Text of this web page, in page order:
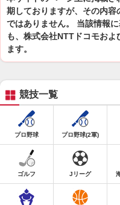
期しておりますが、その内
ではありません。 当該情報
も、株式会社NTTドコモお
ます。
競技一覧
プロ野球 プロ野球(2軍)
ゴルフ Jリーグ